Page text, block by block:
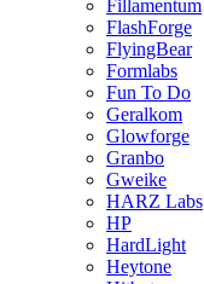
Fillamentum
FlashForge
FlyingBear
Formlabs
Fun To Do
Geralkom
Glowforge
Granbo
Gweike
HARZ Labs
HP
HardLight
Heytone